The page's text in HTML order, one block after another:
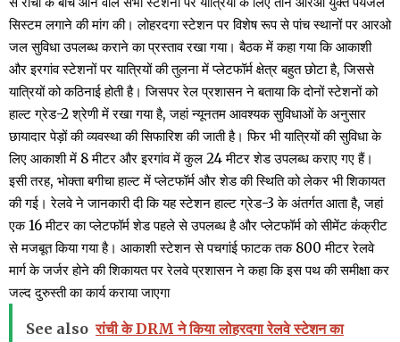
सिस्टम लगाने की मांग की। लोहरदगा स्टेशन पर विशेष रूप से पांच स्थानों पर आरओ
जल सुविधा उपलब्ध कराने का प्रस्ताव रखा गया। बैठक में कहा गया कि आकाशी
और इरगांव स्टेशनों पर यात्रियों की तुलना में प्लेटफॉर्म क्षेत्र बहुत छोटा है, जिससे
यात्रियों को कठिनाई होती है। जिसपर रेल प्रशासन ने बताया कि दोनों स्टेशनों को
हाल्ट ग्रेड-2 श्रेणी में रखा गया है, जहां न्यूनतम आवश्यक सुविधाओं के अनुसार
छायादार पेड़ों की व्यवस्था की सिफारिश की जाती है। फिर भी यात्रियों की सुविधा के
लिए आकाशी में 8 मीटर और इरगांव में कुल 24 मीटर शेड उपलब्ध कराए गए हैं।
इसी तरह, भोक्ता बगीचा हाल्ट में प्लेटफॉर्म और शेड की स्थिति को लेकर भी शिकायत
की गई। रेलवे ने जानकारी दी कि यह स्टेशन हाल्ट ग्रेड-3 के अंतर्गत आता है, जहां
एक 16 मीटर का प्लेटफॉर्म शेड पहले से उपलब्ध है और प्लेटफॉर्म को सीमेंट कंक्रीट
से मजबूत किया गया है। आकाशी स्टेशन से पचगांई फाटक तक 800 मीटर रेलवे
मार्ग के जर्जर होने की शिकायत पर रेलवे प्रशासन ने कहा कि इस पथ की समीक्षा कर
जल्द दुरुस्ती का कार्य कराया जाएगा
See also रांची के DRM ने किया लोहरदगा रेलवे स्टेशन का